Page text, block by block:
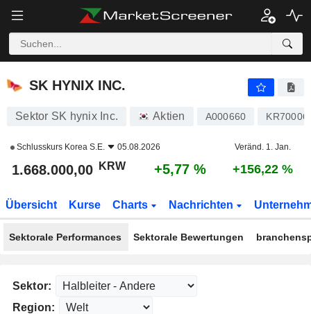
SK HYNIX INC.
SK HYNIX INC.
Sektor SK hynix Inc. Aktien A000660
Schlusskurs Korea S.E. 05.08.2026 Veränd. 1. Jan.
1.668.000,00 KRW +5,77 % +156,22 %
Übersicht Kurse Charts Nachrichten
Sektorale Performances Sektorale Bewertungen
Sektor:
Region: